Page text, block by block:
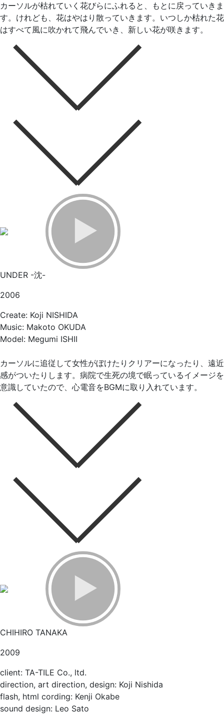
カーソルが枯れていく花びらにふれると、もとに戻っていきま
す。けれども、花はやはり散っていきます。いつしか枯れた花
はすべて風に吹かれて飛んでいき、新しい花が咲きます。
UNDER -沈-
2006
Create: Koji NISHIDA
Music: Makoto OKUDA
Model: Megumi ISHII
カーソルに追従して女性がぼけたりクリアーになったり、遠近
感がついたりします。病院で生死の境で眠っているイメージを
意識していたので、心電音をBGMに取り入れています。
CHIHIRO TANAKA
2009
client: TA-TILE Co., ltd.
direction, art direction, design: Koji Nishida
flash, html cording: Kenji Okabe
sound design: Leo Sato